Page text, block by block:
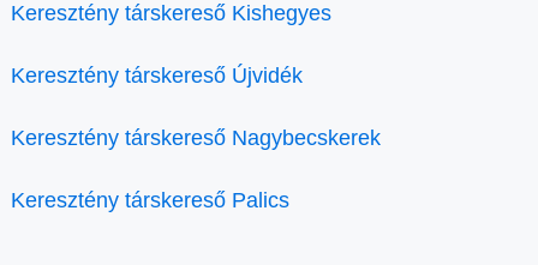
Keresztény társkereső Kishegyes
Keresztény társkereső Újvidék
Keresztény társkereső Nagybecskerek
Keresztény társkereső Palics